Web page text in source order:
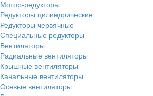
Мотор-редукторы
Редукторы цилиндрические
Редукторы червячные
Специальные редукторы
Вентиляторы
Радиальные вентиляторы
Крышные вентиляторы
Канальные вентиляторы
Осевые вентиляторы